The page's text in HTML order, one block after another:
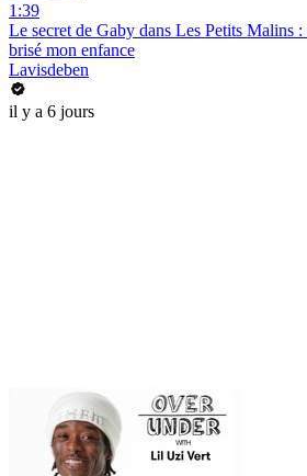
1:39
Le secret de Gaby dans Les Petits Malins
brisé mon enfance
Lavisdeben
il y a 6 jours